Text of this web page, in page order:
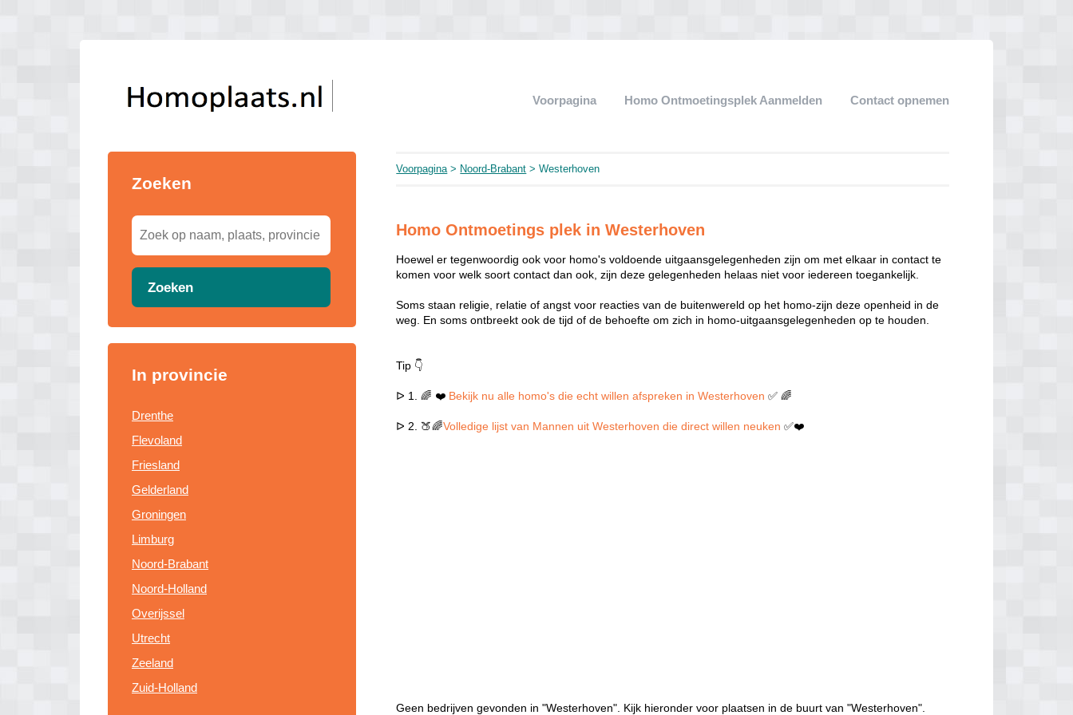
Voorpagina Homo Ontmoetingsplek Aanmelden Contact opnemen
Zoeken
Zoeken
In provincie
Drenthe
Flevoland
Friesland
Gelderland
Groningen
Limburg
Noord-Brabant
Noord-Holland
Overijssel
Utrecht
Zeeland
Zuid-Holland
Voorpagina> Noord-Brabant > Westerhoven
Homo Ontmoetings plek in Westerhoven
Hoewel er tegenwoordig ook voor homo's voldoende uitgaansgelegenheden zijn om met elkaar in contact te
komen voor welk soort contact dan ook, zijn deze gelegenheden helaas niet voor iedereen toegankelijk.
Soms staan religie, relatie of angst voor reacties van de buitenwereld op het homo-zijn deze openheid in de
weg. En soms ontbreekt ook de tijd of de behoefte om zich in homo-uitgaansgelegenheden op te houden.
Tip 👇
ᐅ 1. 🌈 ❤️ Bekijk nu alle homo's die echt willen afspreken in Westerhoven ✅ 🌈
ᐅ 2. 🍑🌈Volledige lijst van Mannen uit Westerhoven die direct willen neuken✅❤️
Geen bedrijven gevonden in "Westerhoven". Kijk hieronder voor plaatsen in de buurt van "Westerhoven".